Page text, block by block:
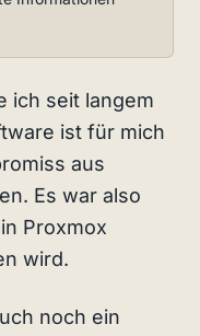
ich seit langem
ist für mich
aus
Es war also
Proxmox
wird.
noch ein